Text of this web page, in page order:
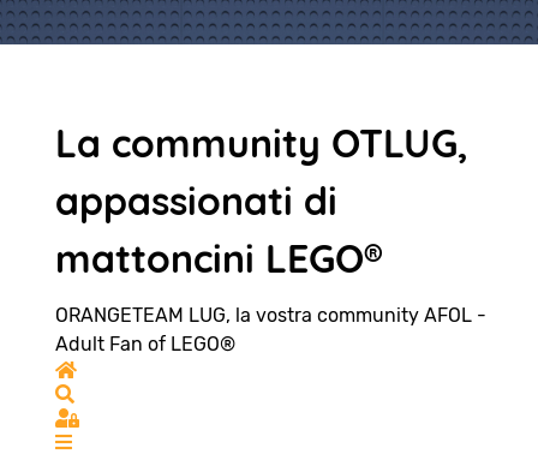
La community OTLUG,
appassionati di
mattoncini LEGO®
ORANGETEAM LUG, la vostra community AFOL -
Adult Fan of LEGO®
Home
Sign In